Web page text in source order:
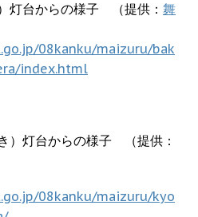
灯台からの様子 （提供： 舞
08kanku/maizuru/bak
index.html
）灯台からの様子 （提供：
08kanku/maizuru/kyo